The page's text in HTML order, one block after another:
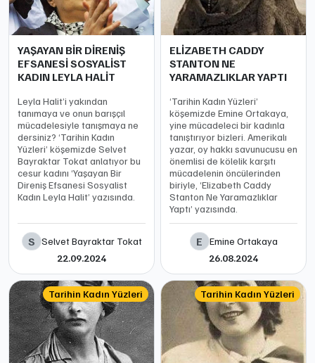
YAŞAYAN BİR DİRENİŞ
EFSANESİ SOSYALİST
KADIN LEYLA HALİT
Leyla Halit’i yakından
tanımaya ve onun barışçıl
mücadelesiyle tanışmaya ne
dersiniz? ‘Tarihin Kadın
Yüzleri’ köşemizde Selvet
Bayraktar Tokat anlatıyor bu
cesur kadını ‘Yaşayan Bir
Direniş Efsanesi Sosyalist
Kadın Leyla Halit’ yazısında.
S Selvet Bayraktar Tokat
22.09.2024
ELİZABETH CADDY
STANTON NE
YARAMAZLIKLAR YAPTI
‘Tarihin Kadın Yüzleri’
köşemizde Emine Ortakaya,
yine mücadeleci bir kadınla
tanıştırıyor bizleri. Amerikalı
yazar, oy hakkı savunucusu en
önemlisi de kölelik karşıtı
mücadelenin öncülerinden
biriyle, ‘Elizabeth Caddy
Stanton Ne Yaramazlıklar
Yaptı’ yazısında.
E
Emine Ortakaya
26.08.2024
Tarihin Kadın Yüzleri Tarihin Kadın Yüzleri